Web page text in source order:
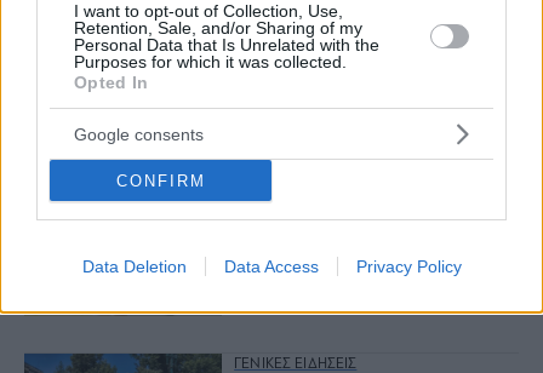
I want to opt-out of Collection, Use,
Retention, Sale, and/or Sharing of my
Personal Data that Is Unrelated with the
Purposes for which it was collected.
Opted In
Google consents
CONFIRM
Data Deletion Data Access Privacy Policy
More to read
το κρασί σου;
ΓΕΝΙΚΕΣ ΕΙΔΗΣΕΙΣ